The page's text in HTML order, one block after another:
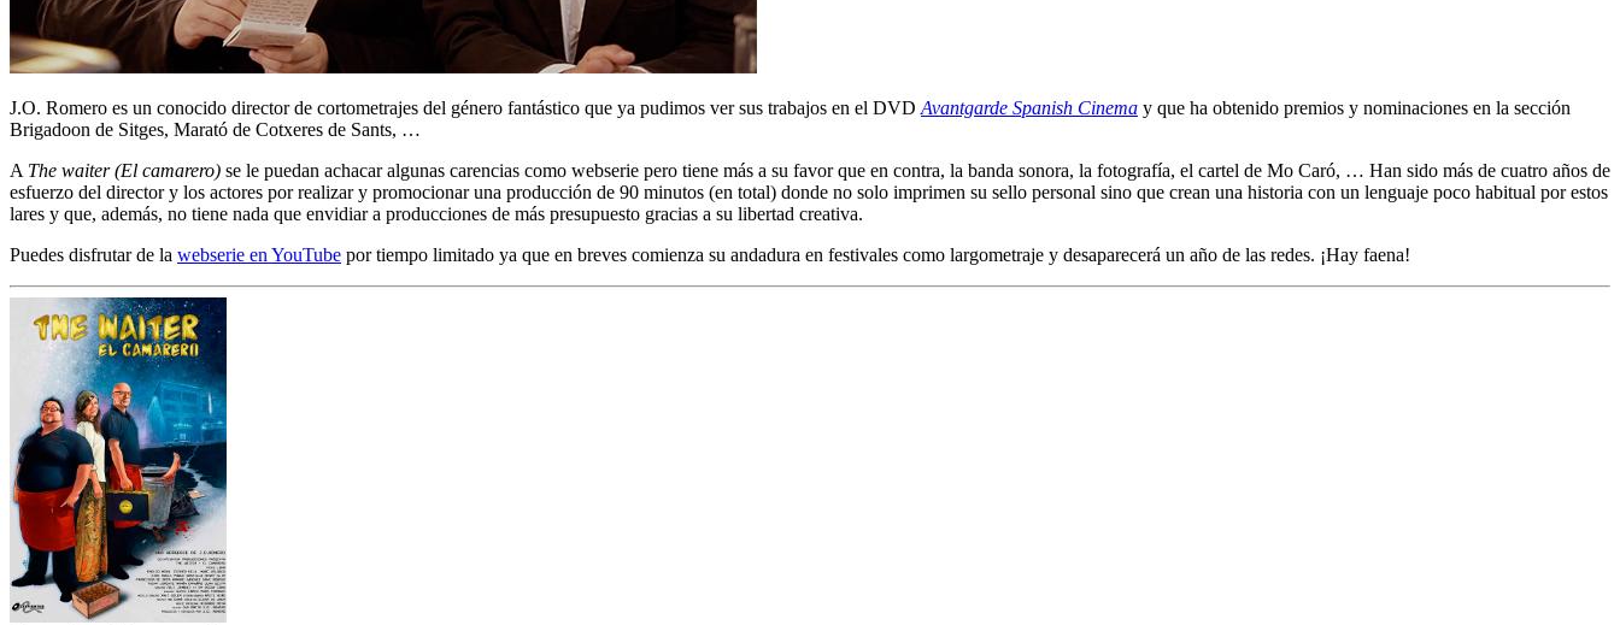
J.O. Romero es un conocido director de cortometrajes del género fantástico que ya pudimos ver sus trabajos en el DVD Avantgarde Spanish Cinema y que ha obtenido premios y nominaciones en la sección
Brigadoon de Sitges, Marató de Cotxeres de Sants, …
A The waiter (El camarero) se le puedan achacar algunas carencias como webserie pero tiene más a su favor que en contra, la banda sonora, la fotografía, el cartel de Mo Caró, … Han sido más de cuatro años de
esfuerzo del director y los actores por realizar y promocionar una producción de 90 minutos (en total) donde no solo imprimen su sello personal sino que crean una historia con un lenguaje poco habitual por estos
lares y que, además, no tiene nada que envidiar a producciones de más presupuesto gracias a su libertad creativa.
Puedes disfrutar de la webserie en YouTube por tiempo limitado ya que en breves comienza su andadura en festivales como largometraje y desaparecerá un año de las redes. ¡Hay faena!